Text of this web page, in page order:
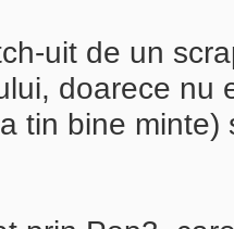
uit de un
doarece nu
tin bine